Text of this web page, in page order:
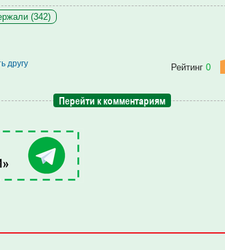
(342)
другу Рейтинг 0
Перейти к комментариям